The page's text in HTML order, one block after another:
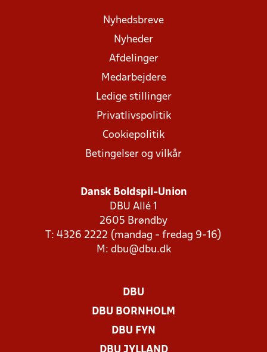
Nyhedsbreve
Nyheder
Afdelinger
Medarbejdere
Ledige stillinger
Privatlivspolitik
Cookiepolitik
Betingelser og vilkår
Dansk Boldspil-Union
DBU Allé 1
2605 Brøndby
T: 4326 2222 (mandag - fredag 9-16)
M: dbu@dbu.dk
DBU
DBU BORNHOLM
DBU FYN